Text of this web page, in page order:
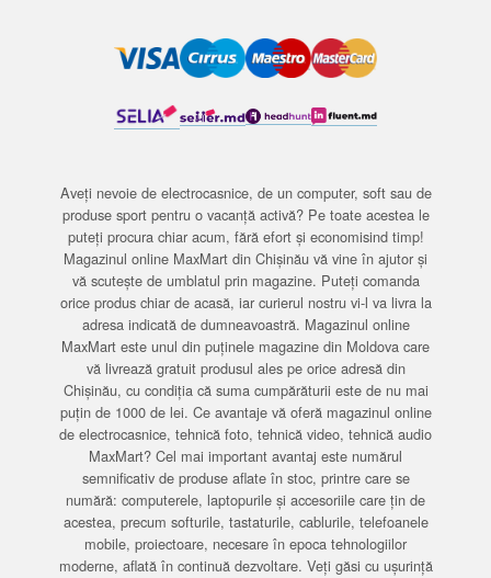
Aveți nevoie de electrocasnice, de un computer, soft sau de
produse sport pentru o vacanță activă? Pe toate acestea le
puteți procura chiar acum, fără efort și economisind timp!
Magazinul online MaxMart din Chișinău vă vine în ajutor și
vă scutește de umblatul prin magazine. Puteți comanda
orice produs chiar de acasă, iar curierul nostru vi-l va livra la
adresa indicată de dumneavoastră. Magazinul online
MaxMart este unul din puținele magazine din Moldova care
vă livrează gratuit produsul ales pe orice adresă din
Chișinău, cu condiția că suma cumpărăturii este de nu mai
puțin de 1000 de lei. Ce avantaje vă oferă magazinul online
de electrocasnice, tehnică foto, tehnică video, tehnică audio
MaxMart? Cel mai important avantaj este numărul
semnificativ de produse aflate în stoc, printre care se
numără: computerele, laptopurile și accesoriile care țin de
acestea, precum softurile, tastaturile, cablurile, telefoanele
mobile, proiectoare, necesare în epoca tehnologiilor
moderne, aflată în continuă dezvoltare. Veți găsi cu ușurință